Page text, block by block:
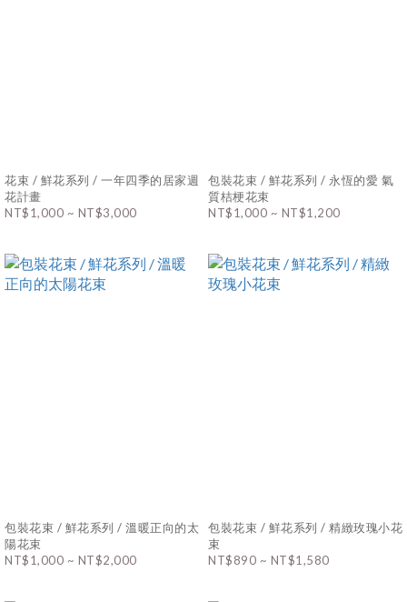
花束 / 鮮花系列 / 一年四季的居家週
花計畫
NT$1,000 ~ NT$3,000
包裝花束 / 鮮花系列 / 永恆的愛 氣
質桔梗花束
NT$1,000 ~ NT$1,200
包裝花束 / 鮮花系列 / 溫暖正向的太
陽花束
NT$1,000 ~ NT$2,000
包裝花束 / 鮮花系列 / 精緻玫瑰小花
束
NT$890 ~ NT$1,580